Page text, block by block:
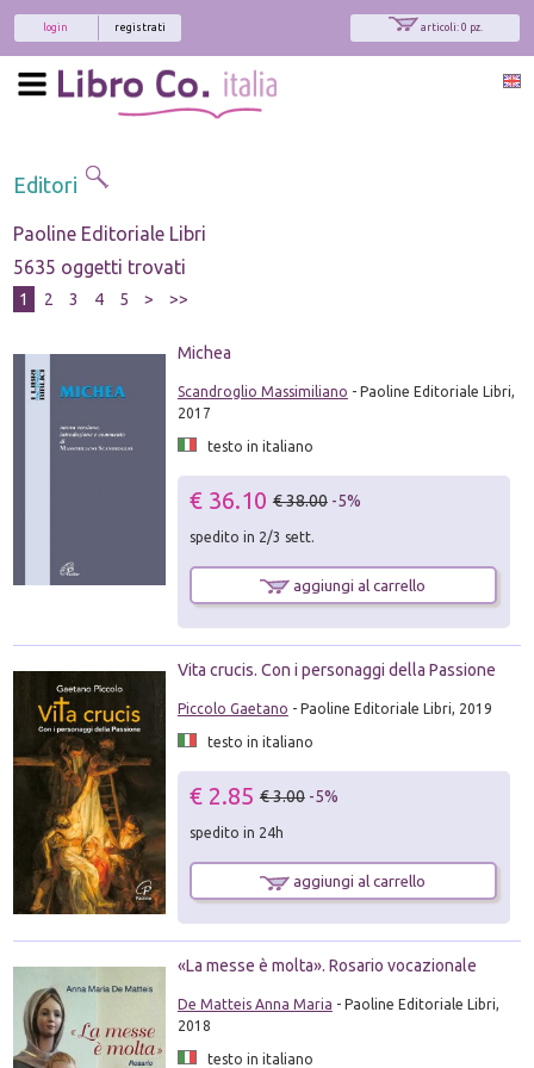
articoli: 0 pz.
registrati
login
Editori
Paoline Editoriale Libri
5635 oggetti trovati
1 2 3 4 5 > >>
Michea
Scandroglio Massimiliano - Paoline Editoriale Libri,
2017
testo in italiano
€ 36.10 € 38.00 -5%
spedito in 2/3 sett.
aggiungi al carrello
Vita crucis. Con i personaggi della Passione
Piccolo Gaetano - Paoline Editoriale Libri, 2019
testo in italiano
€ 2.85 € 3.00 -5%
spedito in 24h
aggiungi al carrello
«La messe è molta». Rosario vocazionale
De Matteis Anna Maria - Paoline Editoriale Libri,
2018
testo in italiano